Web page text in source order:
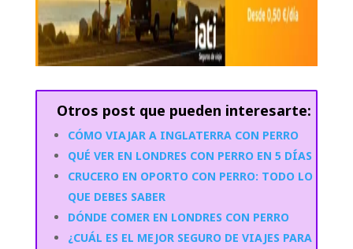
Otros post que pueden interesarte:
CÓMO VIAJAR A INGLATERRA CON PERRO
QUÉ VER EN LONDRES CON PERRO EN 5 DÍAS
CRUCERO EN OPORTO CON PERRO: TODO LO
QUE DEBES SABER
DÓNDE COMER EN LONDRES CON PERRO
¿CUÁL ES EL MEJOR SEGURO DE VIAJES PARA